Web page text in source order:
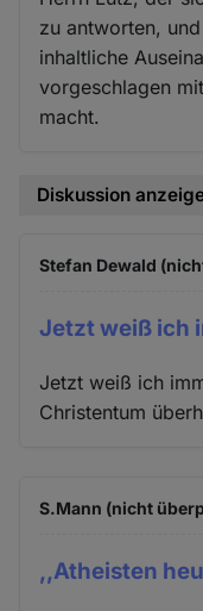
zu antworten,
inhaltliche
vorgeschlagen
macht.
Diskussion
Stefan Dewald
Jetzt weiß ich
Jetzt weiß ich
Christentum
S.Mann (nicht
,,Atheisten